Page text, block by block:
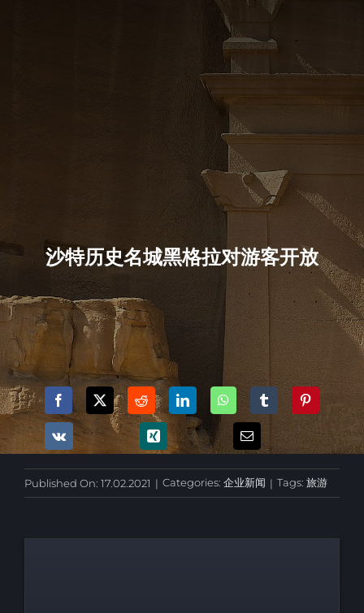
沙特历史名城黑格拉对游客开放
Published On: 17.02.2021 | Categories: 企业新闻 | Tags: 旅游